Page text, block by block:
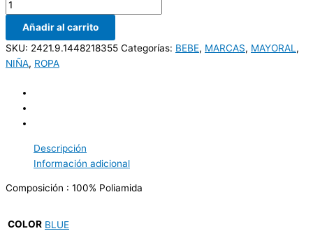
Añadir al carrito
SKU: 2421.9.1448218355 Categorías: BEBE, MARCAS, MAYORAL ,
NIÑA, ROPA
Descripción
Información adicional
Composición : 100% Poliamida
COLOR BLUE